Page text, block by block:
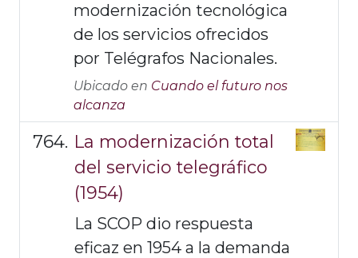
modernización tecnológica
de los servicios ofrecidos
por Telégrafos Nacionales.
Ubicado en Cuando el futuro nos
alcanza
La modernización total
del servicio telegráfico
(1954)
La SCOP dio respuesta
eficaz en 1954 a la demanda